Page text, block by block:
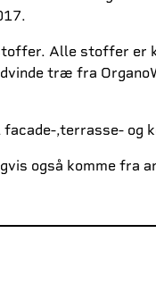
Alle stoffer er
træ fra
facade-,terrasse-
også komme fra